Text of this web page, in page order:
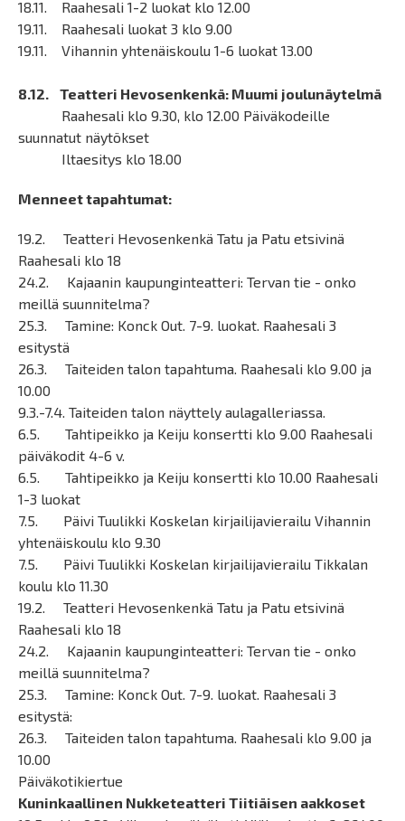
18.11. Raahesali 1-2 luokat klo 12.00
19.11. Raahesali luokat 3 klo 9.00
19.11. Vihannin yhtenäiskoulu 1-6 luokat 13.00
8.12. Teatteri Hevosenkenkä: Muumi joulunäytelmä
Raahesali klo 9.30, klo 12.00 Päiväkodeille
suunnatut näytökset
Iltaesitys klo 18.00
Menneet tapahtumat:
19.2. Teatteri Hevosenkenkä Tatu ja Patu etsivinä
Raahesali klo 18
24.2. Kajaanin kaupunginteatteri: Tervan tie - onko
meillä suunnitelma?
25.3. Tamine: Konck Out. 7-9. luokat. Raahesali 3
esitystä
26.3. Taiteiden talon tapahtuma. Raahesali klo 9.00 ja
10.00
9.3.-7.4. Taiteiden talon näyttely aulagalleriassa.
6.5. Tahtipeikko ja Keiju konsertti klo 9.00 Raahesali
päiväkodit 4-6 v.
6.5. Tahtipeikko ja Keiju konsertti klo 10.00 Raahesali
1-3 luokat
7.5. Päivi Tuulikki Koskelan kirjailijavierailu Vihannin
yhtenäiskoulu klo 9.30
7.5. Päivi Tuulikki Koskelan kirjailijavierailu Tikkalan
koulu klo 11.30
19.2. Teatteri Hevosenkenkä Tatu ja Patu etsivinä
Raahesali klo 18
24.2. Kajaanin kaupunginteatteri: Tervan tie - onko
meillä suunnitelma?
25.3. Tamine: Konck Out. 7-9. luokat. Raahesali 3
esitystä:
26.3. Taiteiden talon tapahtuma. Raahesali klo 9.00 ja
10.00
Päiväkotikiertue
Kuninkaallinen Nukketeatteri Tiitiäisen aakkoset